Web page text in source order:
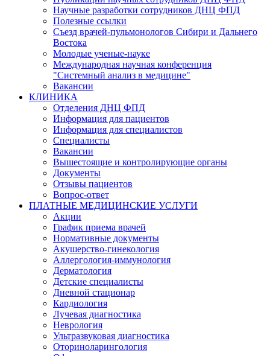
Научные разработки сотрудников ДНЦ ФПД
Полезные ссылки
Съезд врачей-пульмонологов Сибири и Дальнего
Востока
Молодые ученые-науке
Международная научная конференция
"Системный анализ в медицине"
Вакансии
КЛИНИКА
Отделения ДНЦ ФПД
Информация для пациентов
Информация для специалистов
Специалисты
Вакансии
Вышестоящие и контролирующие органы
Документы
Отзывы пациентов
Вопрос-ответ
ПЛАТНЫЕ МЕДИЦИНСКИЕ УСЛУГИ
Акции
График приема врачей
Нормативные документы
Акушерство-гинекология
Аллергология-иммунология
Дерматология
Детские специалисты
Дневной стационар
Кардиология
Лучевая диагностика
Неврология
Ультразвуковая диагностика
Оториноларингология